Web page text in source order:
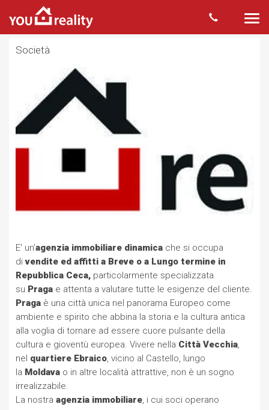
Società
E' un’agenzia immobiliare dinamica che si occupa
divendite ed affitti a Breve o a Lungo termine in
Repubblica Ceca, particolarmente specializzata
su Praga e attenta a valutare tutte le esigenze del cliente.
Praga è una città unica nel panorama Europeo come
ambiente e spirito che abbina la storia e la cultura antica
alla voglia di tornare ad essere cuore pulsante della
cultura e gioventù europea. Vivere nella Città Vecchia,
nel quartiere Ebraico, vicino al Castello, lungo
la Moldava o in altre località attrattive, non è un sogno
irrealizzabile.
La nostra agenzia immobiliare, i cui soci operano